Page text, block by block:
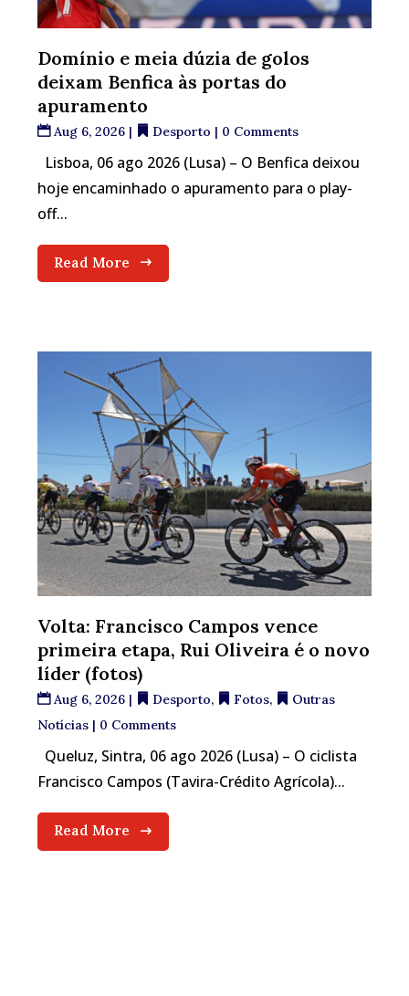
Domínio e meia dúzia de golos
deixam Benfica às portas do
apuramento
Aug 6, 2026 | Desporto | 0 Comments
Lisboa, 06 ago 2026 (Lusa) – O Benfica deixou
hoje encaminhado o apuramento para o play-
off...
Read More
Volta: Francisco Campos vence
primeira etapa, Rui Oliveira é o novo
líder (fotos)
Aug 6, 2026 | Desporto, Fotos,
Outras
Notícias | 0 Comments
Queluz, Sintra, 06 ago 2026 (Lusa) – O ciclista
Francisco Campos (Tavira-Crédito Agrícola)...
Read More